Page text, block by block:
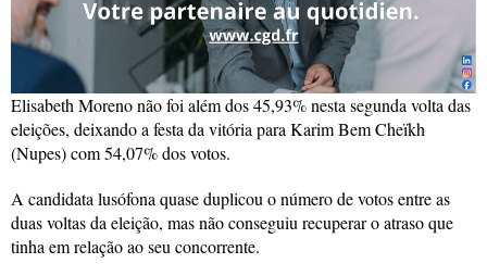
Elisabeth Moreno não foi além dos 45,93% nesta segunda volta das
eleições, deixando a festa da vitória para Karim Bem Cheïkh
(Nupes) com 54,07% dos votos.
A candidata lusófona quase duplicou o número de votos entre as
duas voltas da eleição, mas não conseguiu recuperar o atraso que
tinha em relação ao seu concorrente.